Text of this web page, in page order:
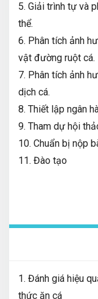
5. Giải trình tự và
thể.
6. Phân tích ảnh
vật đường ruột cá.
7. Phân tích ảnh
dịch cá.
8. Thiết lập ngân
9. Tham dự hội
10. Chuẩn bị nộp
11. Đào tạo
1. Đánh giá hiệu
thức ăn cá